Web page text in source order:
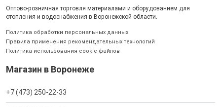
Оптово-розничная торговля материалами и оборудованием для
отопления и водоснабжения в Воронежской области.
Политика обработки персональных данных
Правила применения рекомендательных технологий
Политика использования cookie-файлов
Магазин в Воронеже
+7 (473) 250-22-33